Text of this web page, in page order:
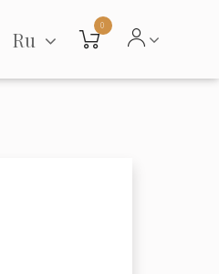
Ru
0